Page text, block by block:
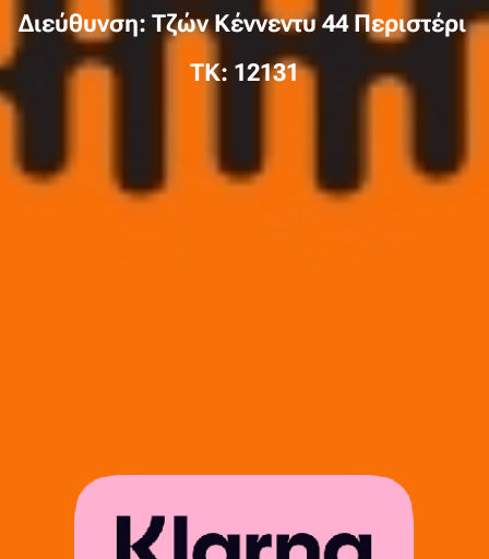
Διεύθυνση: Τζών Κέννεντυ 44 Περιστέρι
TK: 12131